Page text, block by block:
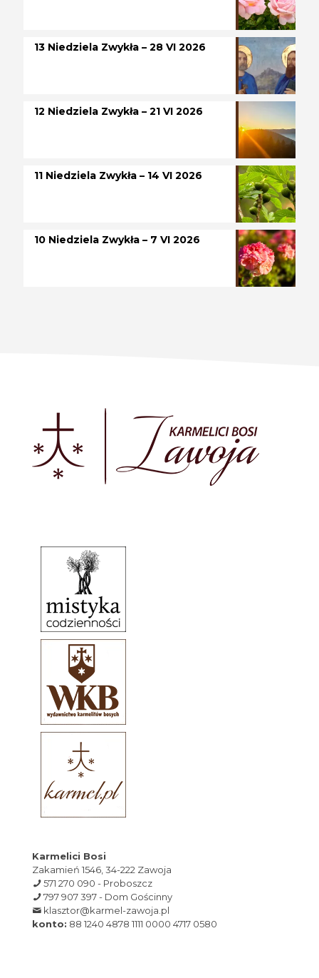
13 Niedziela Zwykła – 28 VI 2026
12 Niedziela Zwykła – 21 VI 2026
11 Niedziela Zwykła – 14 VI 2026
10 Niedziela Zwykła – 7 VI 2026
Karmelici Bosi
Zakamień 1546, 34-222 Zawoja
571 270 090 - Proboszcz
797 907 397 - Dom Gościnny
klasztor@karmel-zawoja.pl
konto: 88 1240 4878 1111 0000 4717 0580